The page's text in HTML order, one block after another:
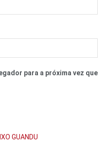
para a próxima vez que